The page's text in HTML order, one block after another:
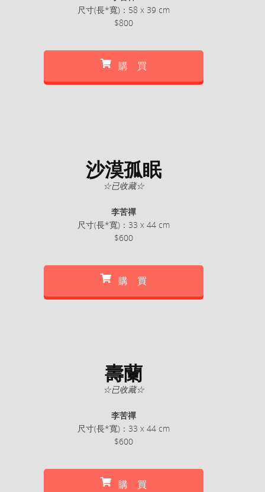
尺寸(長*寬)：58 x 39 cm
$800
購 買
沙漠孤眠
☆已收藏☆
李苦禪
尺寸(長*寬)：33 x 44 cm
$600
購 買
壽蘭
☆已收藏☆
李苦禪
尺寸(長*寬)：33 x 44 cm
$600
購 買